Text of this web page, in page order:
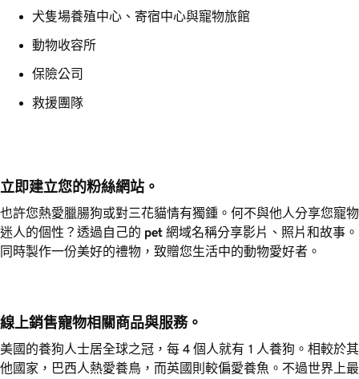
犬隻場養殖中心、寄宿中心與寵物旅館
動物收容所
保險公司
救援團隊
立即建立您的粉絲網站。
也許您熱愛臘腸狗或對三花貓情有獨鍾。何不與他人分享您寵物
迷人的個性？透過自己的 pet 網域名稱分享影片、照片和故事。
同時製作一份美好的禮物，致贈您生活中的動物愛好者。
線上銷售寵物相關商品與服務。
美國的養狗人士居全球之冠，每 4 個人就有 1 人養狗。相較於其
他國家，巴西人熱愛養鳥，而英國則較偏愛養魚。不過世界上最